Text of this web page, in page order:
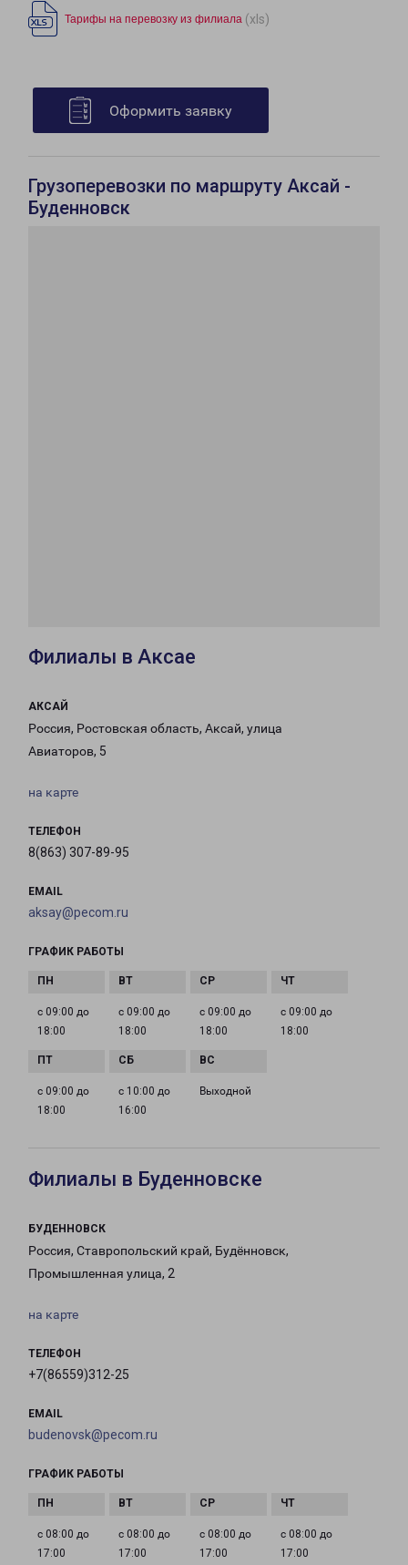
Тарифы на перевозку из филиала (xls)
Оформить заявку
Грузоперевозки по маршруту Аксай -
Буденновск
Филиалы в Аксае
АКСАЙ
Россия, Ростовская область, Аксай, улица
Авиаторов, 5
на карте
ТЕЛЕФОН
8(863) 307-89-95
EMAIL
aksay@pecom.ru
ГРАФИК РАБОТЫ
с 09:00 до
18:00
с 09:00 до
18:00
с 09:00 до
18:00
с 09:00 до
18:00
с 09:00 до
18:00
с 10:00 до
16:00
Выходной
Филиалы в Буденновске
БУДЕННОВСК
Россия, Ставропольский край, Будённовск,
Промышленная улица, 2
на карте
ТЕЛЕФОН
+7(86559)312-25
EMAIL
budenovsk@pecom.ru
ГРАФИК РАБОТЫ
с 08:00 до
17:00
с 08:00 до
17:00
с 08:00 до
17:00
с 08:00 до
17:00